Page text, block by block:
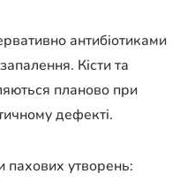
антибіотиками
Кісти та
планово при
дефекті.
пахових утворень: